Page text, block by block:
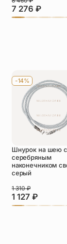
Пока нет
7 276 ₽
-14%
Шнурок на шею с
серебряным
наконечником
серый
1 127 ₽
1 310₽